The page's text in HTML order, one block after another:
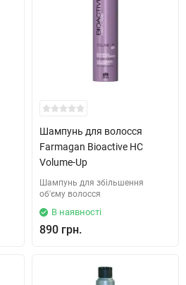
Шампунь для волосся
Farmagan Bioactive HC
Volume-Up
Шампунь для збільшення
об'єму волосся
В наявності
890 грн.